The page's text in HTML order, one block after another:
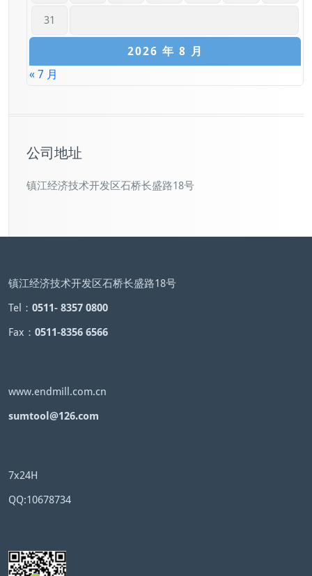
2026 年 8 月
31
« 7 月
公司地址
镇江经济技术开发区石桥长盛路18号
镇江经济技术开发区石桥长盛路18号
Tel： 0511- 8357 0800
Fax： 0511-8356 6566
www.endmill.com.cn
sumtool@126.com
7x24H
QQ:10678734